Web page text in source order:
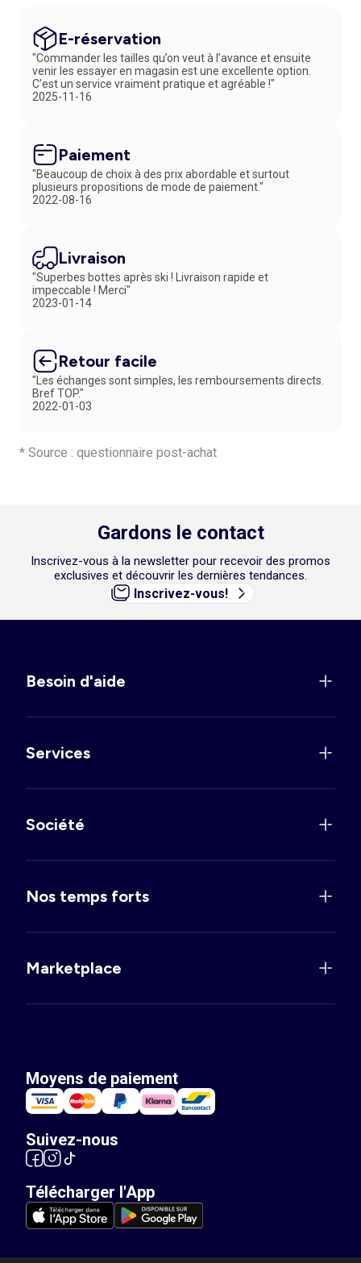
E-réservation
"Commander les tailles qu’on veut à l’avance et ensuite
venir les essayer en magasin est une excellente option.
C’est un service vraiment pratique et agréable !"
2025-11-16
Paiement
"Beaucoup de choix à des prix abordable et surtout
plusieurs propositions de mode de paiement."
2022-08-16
Livraison
"Superbes bottes après ski ! Livraison rapide et
impeccable ! Merci"
2023-01-14
Retour facile
"Les échanges sont simples, les remboursements directs.
Bref TOP."
2022-01-03
* Source : questionnaire post-achat
Gardons le contact
Inscrivez-vous à la newsletter pour recevoir des promos
exclusives et découvrir les dernières tendances.
Inscrivez-vous!
Besoin d'aide
Services
Société
Nos temps forts
Marketplace
Moyens de paiement
Suivez-nous
Télécharger l'App